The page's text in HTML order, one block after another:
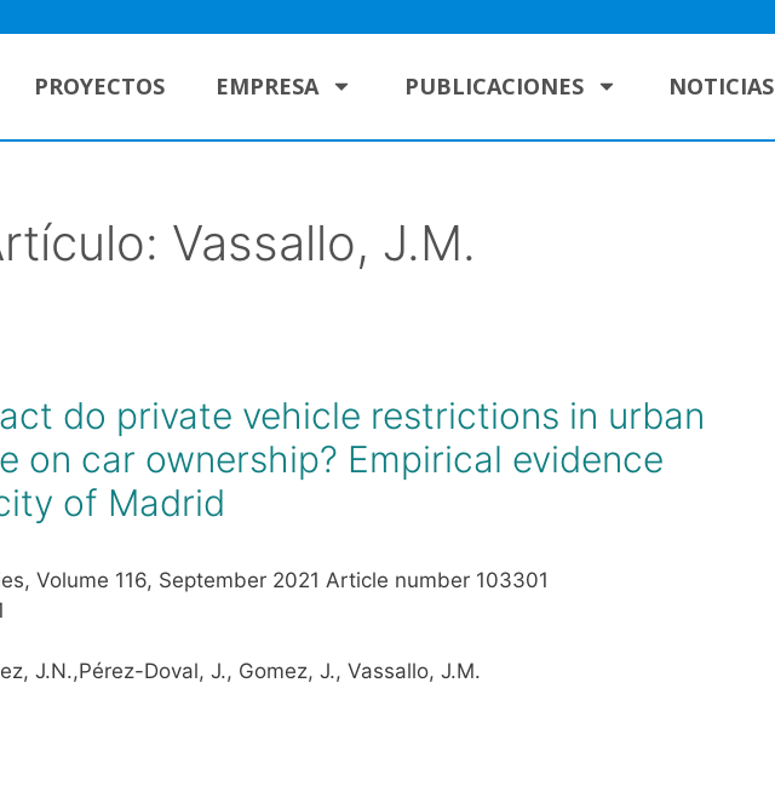
PROYECTOS EMPRESA PUBLICACIONES NOTICIAS
Vassallo, J.M.
do private vehicle restrictions in urban
on car ownership? Empirical evidence
of Madrid
Volume 116, September 2021 Article number 103301
J.N.,Pérez-Doval, J., Gomez, J., Vassallo, J.M.